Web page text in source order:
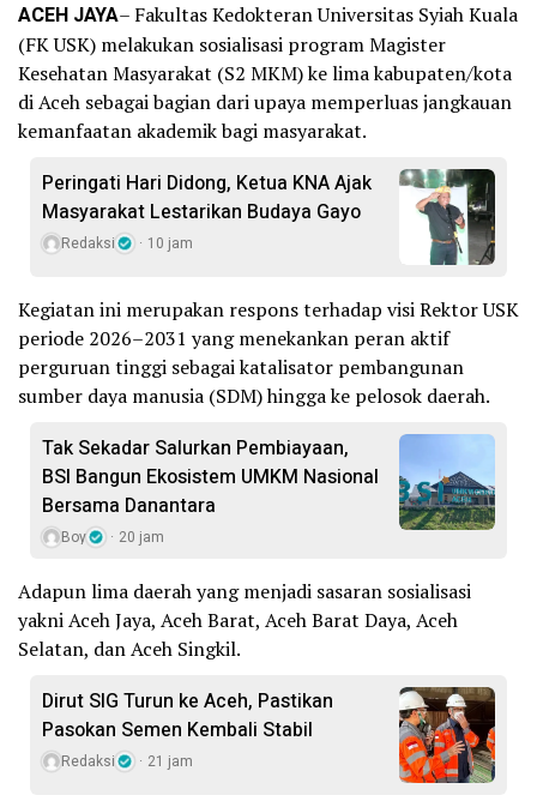
ACEH JAYA– Fakultas Kedokteran Universitas Syiah Kuala
(FK USK) melakukan sosialisasi program Magister
Kesehatan Masyarakat (S2 MKM) ke lima kabupaten/kota
di Aceh sebagai bagian dari upaya memperluas jangkauan
kemanfaatan akademik bagi masyarakat.
Peringati Hari Didong, Ketua KNA Ajak
Masyarakat Lestarikan Budaya Gayo
Redaksi 10 jam
Kegiatan ini merupakan respons terhadap visi Rektor USK
periode 2026–2031 yang menekankan peran aktif
perguruan tinggi sebagai katalisator pembangunan
sumber daya manusia (SDM) hingga ke pelosok daerah.
Tak Sekadar Salurkan Pembiayaan,
BSI Bangun Ekosistem UMKM Nasional
Bersama Danantara
Boy 20 jam
Adapun lima daerah yang menjadi sasaran sosialisasi
yakni Aceh Jaya, Aceh Barat, Aceh Barat Daya, Aceh
Selatan, dan Aceh Singkil.
Dirut SIG Turun ke Aceh, Pastikan
Pasokan Semen Kembali Stabil
Redaksi 21 jam